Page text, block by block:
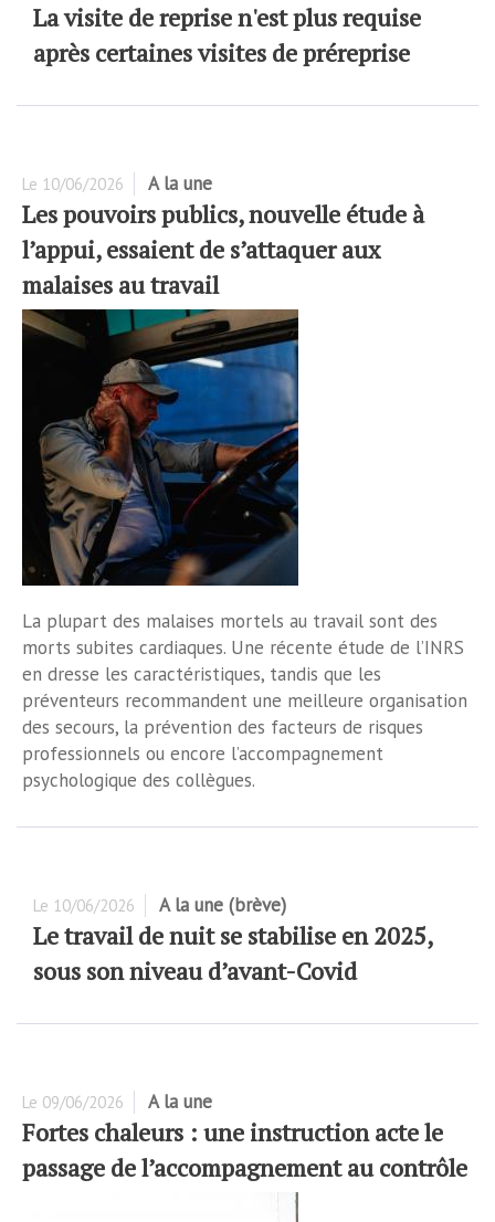
La visite de reprise n'est plus requise
après certaines visites de préreprise
Le 10/06/2026 A la une
Les pouvoirs publics, nouvelle étude à
l’appui, essaient de s’attaquer aux
malaises au travail
La plupart des malaises mortels au travail sont des
morts subites cardiaques. Une récente étude de l’INRS
en dresse les caractéristiques, tandis que les
préventeurs recommandent une meilleure organisation
des secours, la prévention des facteurs de risques
professionnels ou encore l’accompagnement
psychologique des collègues.
Le 10/06/2026 A la une (brève)
Le travail de nuit se stabilise en 2025,
sous son niveau d’avant-Covid
Le 09/06/2026 A la une
Fortes chaleurs : une instruction acte le
passage de l’accompagnement au contrôle